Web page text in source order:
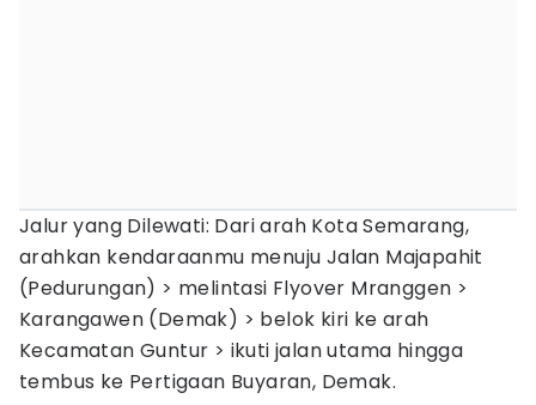
Jalur yang Dilewati: Dari arah Kota Semarang,
arahkan kendaraanmu menuju Jalan Majapahit
(Pedurungan) > melintasi Flyover Mranggen >
Karangawen (Demak) > belok kiri ke arah
Kecamatan Guntur > ikuti jalan utama hingga
tembus ke Pertigaan Buyaran, Demak.